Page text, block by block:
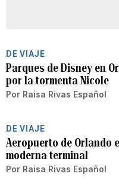
DE VIAJE
Parques de Disney en
por la tormenta Nicole
Por Raisa Rivas Español
DE VIAJE
Aeropuerto de Orlando
moderna terminal
Por Raisa Rivas Español